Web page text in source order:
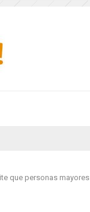
que personas mayores